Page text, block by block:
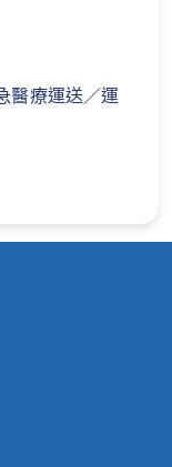
醫療運送／運